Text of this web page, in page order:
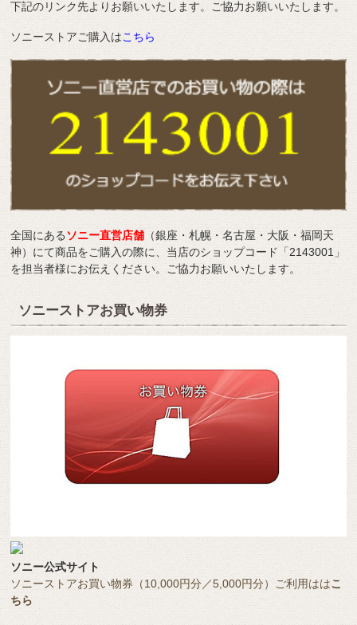
下記のリンク先よりお願いいたします。ご協力お願いいたします。
ソニーストアご購入はこちら
全国にあるソニー直営店舗 （銀座・札幌・名古屋・大阪・福岡天
神）にて商品をご購入の際に、当店のショップコード「2143001」
を担当者様にお伝えください。ご協力お願いいたします。
ソニーストアお買い物券
ソニー公式サイト
ソニーストアお買い物券（10,000円分／5,000円分）ご利用ははこ
ちら